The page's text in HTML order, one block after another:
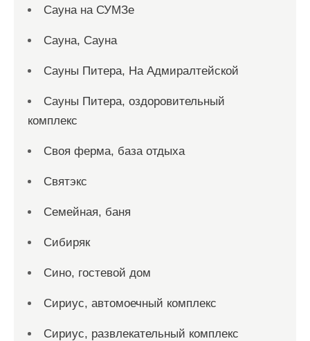
Сауна на СУМЗе
Сауна, Сауна
Сауны Питера, На Адмиралтейской
Сауны Питера, оздоровительный
комплекс
Своя ферма, база отдыха
Святэкс
Семейная, баня
Сибиряк
Сино, гостевой дом
Сириус, автомоечный комплекс
Сириус, развлекательный комплекс